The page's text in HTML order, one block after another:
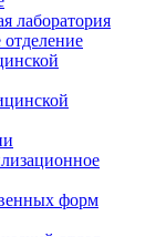
лаборатория
форм